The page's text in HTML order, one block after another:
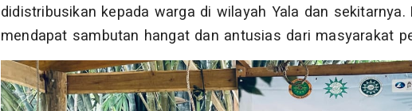
didistribusikan kepada warga di wilayah Yala dan sekitarnya.
mendapat sambutan hangat dan antusias dari masyarakat